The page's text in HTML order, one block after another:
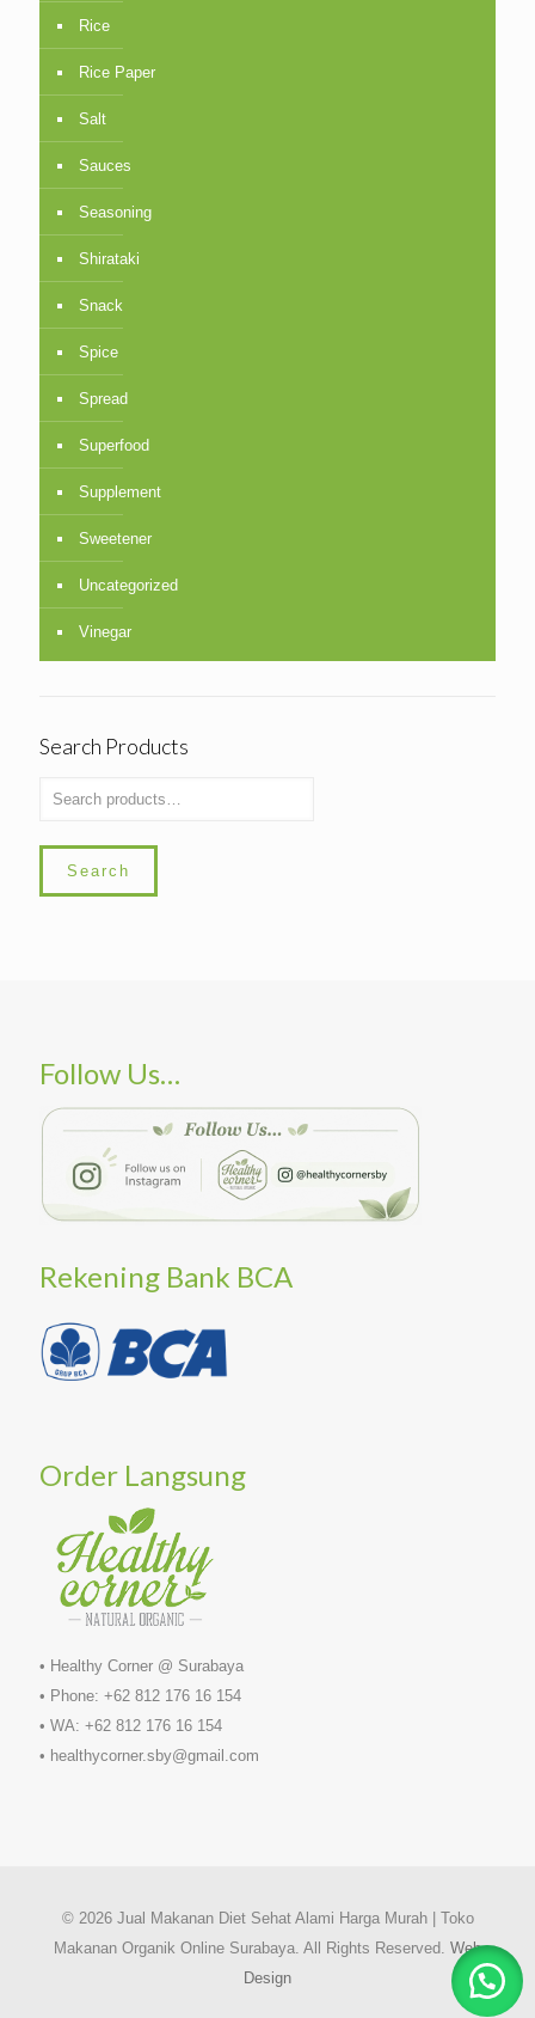
Rice
Rice Paper
Salt
Sauces
Seasoning
Shirataki
Snack
Spice
Spread
Superfood
Supplement
Sweetener
Uncategorized
Vinegar
Search Products
Search
Follow Us…
Rekening Bank BCA
Order Langsung
• Healthy Corner @ Surabaya
• Phone: +62 812 176 16 154
• WA: +62 812 176 16 154
• healthycorner.sby@gmail.com
© 2026 Jual Makanan Diet Sehat Alami Harga Murah | Toko
Makanan Organik Online Surabaya. All Rights Reserved. Web
Design